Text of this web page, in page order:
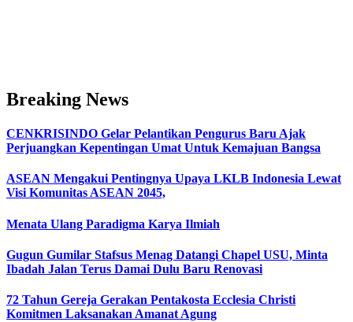
Breaking News
CENKRISINDO Gelar Pelantikan Pengurus Baru Ajak
Perjuangkan Kepentingan Umat Untuk Kemajuan Bangsa
ASEAN Mengakui Pentingnya Upaya LKLB Indonesia Lewat
Visi Komunitas ASEAN 2045,
Menata Ulang Paradigma Karya Ilmiah
Gugun Gumilar Stafsus Menag Datangi Chapel USU, Minta
Ibadah Jalan Terus Damai Dulu Baru Renovasi
72 Tahun Gereja Gerakan Pentakosta Ecclesia Christi
Komitmen Laksanakan Amanat Agung